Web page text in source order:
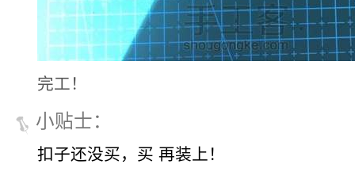
完工！
小贴士：
扣子还没买，买 再装上！